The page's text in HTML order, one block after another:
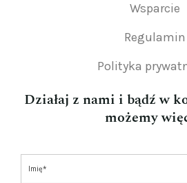
Wsparcie
Regulamin
Polityka
Działaj z nami i bądź w
możemy